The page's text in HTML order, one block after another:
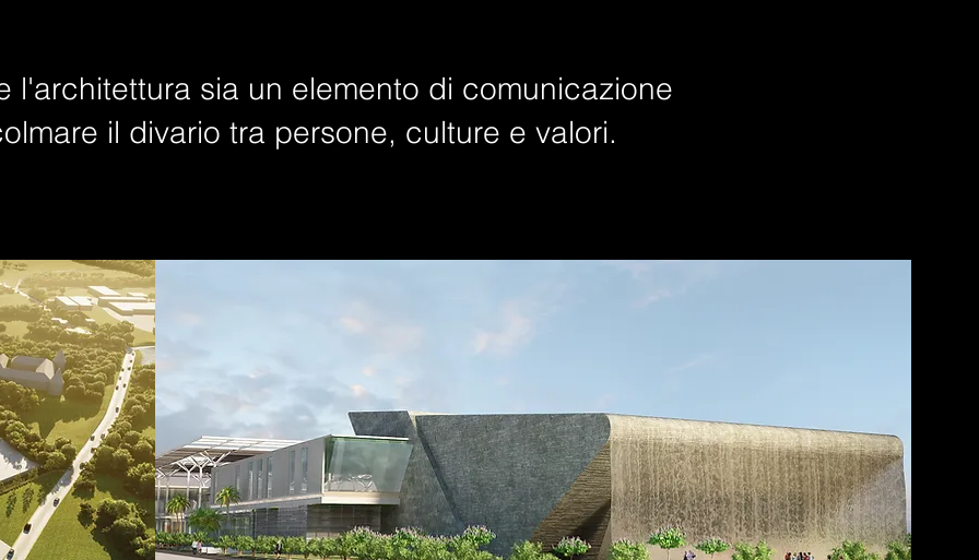
l'architettura sia un elemento di comunicazione
il divario tra persone, culture e valori.